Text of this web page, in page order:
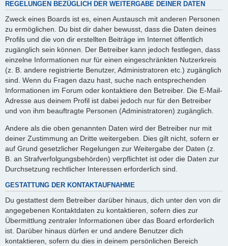
REGELUNGEN BEZÜGLICH DER WEITERGABE DEINER DATEN
Zweck eines Boards ist es, einen Austausch mit anderen Personen
zu ermöglichen. Du bist dir daher bewusst, dass die Daten deines
Profils und die von dir erstellten Beiträge im Internet öffentlich
zugänglich sein können. Der Betreiber kann jedoch festlegen, dass
einzelne Informationen nur für einen eingeschränkten Nutzerkreis
(z. B. andere registrierte Benutzer, Administratoren etc.) zugänglich
sind. Wenn du Fragen dazu hast, suche nach entsprechenden
Informationen im Forum oder kontaktiere den Betreiber. Die E-Mail-
Adresse aus deinem Profil ist dabei jedoch nur für den Betreiber
und von ihm beauftragte Personen (Administratoren) zugänglich.
Andere als die oben genannten Daten wird der Betreiber nur mit
deiner Zustimmung an Dritte weitergeben. Dies gilt nicht, sofern er
auf Grund gesetzlicher Regelungen zur Weitergabe der Daten (z.
B. an Strafverfolgungsbehörden) verpflichtet ist oder die Daten zur
Durchsetzung rechtlicher Interessen erforderlich sind.
GESTATTUNG DER KONTAKTAUFNAHME
Du gestattest dem Betreiber darüber hinaus, dich unter den von dir
angegebenen Kontaktdaten zu kontaktieren, sofern dies zur
Übermittlung zentraler Informationen über das Board erforderlich
ist. Darüber hinaus dürfen er und andere Benutzer dich
kontaktieren, sofern du dies in deinem persönlichen Bereich